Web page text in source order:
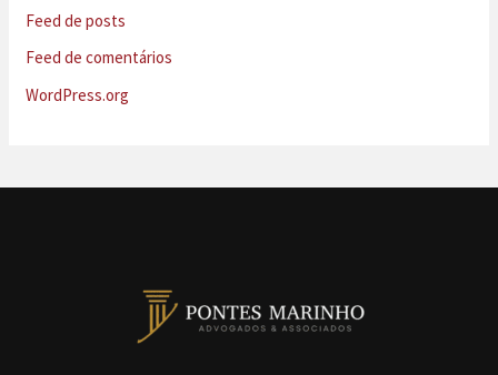
Feed de posts
Feed de comentários
WordPress.org